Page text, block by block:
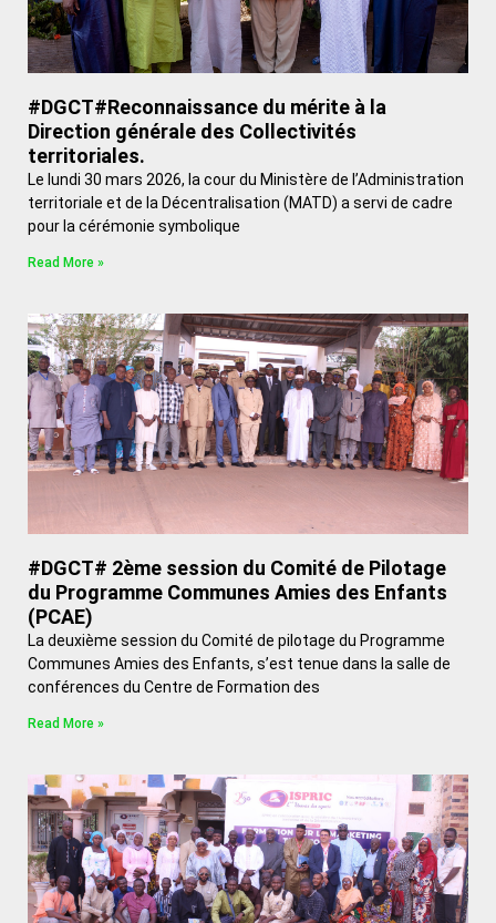
#DGCT#Reconnaissance du mérite à la
Direction générale des Collectivités
territoriales.
Le lundi 30 mars 2026, la cour du Ministère de l’Administration
territoriale et de la Décentralisation (MATD) a servi de cadre
pour la cérémonie symbolique
Read More »
#DGCT# 2ème session du Comité de Pilotage
du Programme Communes Amies des Enfants
(PCAE)
La deuxième session du Comité de pilotage du Programme
Communes Amies des Enfants, s’est tenue dans la salle de
conférences du Centre de Formation des
Read More »